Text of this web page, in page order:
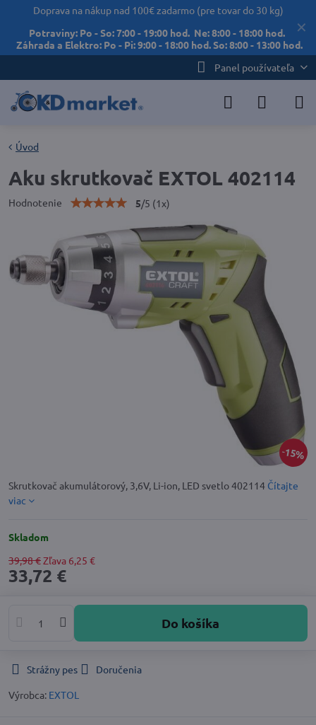
✕
Doprava na nákup nad 100€ zadarmo (pre tovar do 30 kg)
Potraviny: Po - So: 7:00 - 19:00 hod. Ne: 8:00 - 18:00 hod.
Záhrada a Elektro: Po - Pi: 9:00 - 18:00 hod. So: 8:00 - 13:00 hod.
Panel používateľa
15%
Úvod
Aku skrutkovač EXTOL 402114
Hodnotenie 5/5 (1x)
Skrutkovač akumulátorový, 3,6V, Li-ion, LED svetlo 402114 Čítajte
viac
Skladom
39,98 €Zľava 6,25 €
33,72 €
Do košíka
Strážny pes
Doručenia
Výrobca: EXTOL